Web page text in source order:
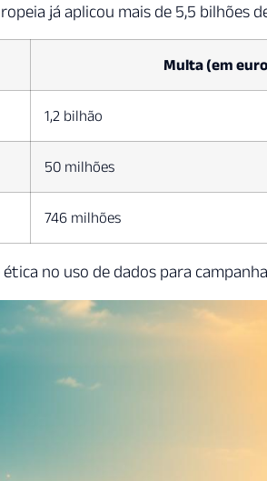
já aplicou mais de 5,5 bilhões
Multa (em
1,2 bilhão
50 milhões
746 milhões
no uso de dados para